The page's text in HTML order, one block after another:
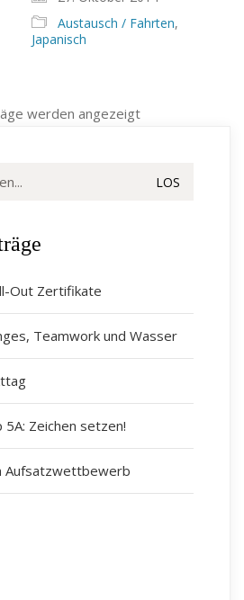
Austausch / Fahrten,
Japanisch
werden angezeigt
Out Zertifikate
Teamwork und Wasser
Zeichen setzen!
Aufsatzwettbewerb